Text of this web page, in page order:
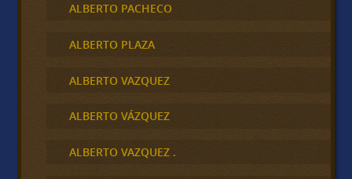
ALBERTO PACHECO
ALBERTO PLAZA
ALBERTO VAZQUEZ
ALBERTO VÁZQUEZ
ALBERTO VAZQUEZ .